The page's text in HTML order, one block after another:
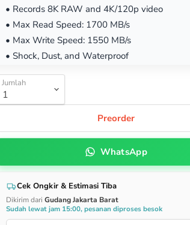
• Records 8K RAW and 4K/120p video
• Max Read Speed: 1700 MB/s
• Max Write Speed: 1550 MB/s
• Shock, Dust, and Waterproof
Jumlah
Preorder
WhatsApp
Cek Ongkir & Estimasi Tiba
Dikirim dari Gudang Jakarta Barat
Sudah lewat jam 15:00, pesanan diproses besok